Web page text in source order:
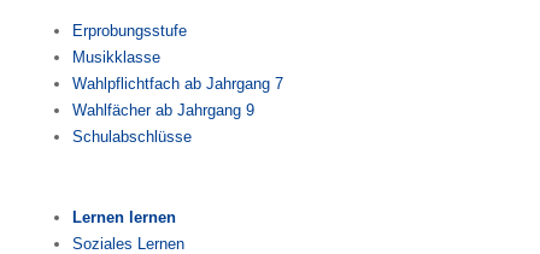
Erprobungsstufe
Musikklasse
Wahlpflichtfach ab Jahrgang 7
Wahlfächer ab Jahrgang 9
Schulabschlüsse
Lernen lernen
Soziales Lernen